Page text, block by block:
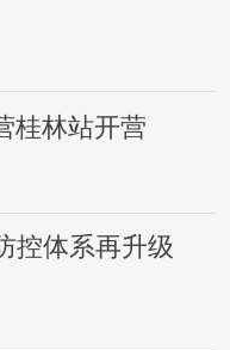
桂林站开营
控体系再升级